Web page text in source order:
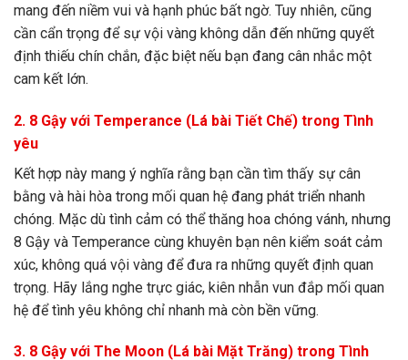
mang đến niềm vui và hạnh phúc bất ngờ. Tuy nhiên, cũng
cần cẩn trọng để sự vội vàng không dẫn đến những quyết
định thiếu chín chắn, đặc biệt nếu bạn đang cân nhắc một
cam kết lớn.
2. 8 Gậy với Temperance (Lá bài Tiết Chế) trong Tình
yêu
Kết hợp này mang ý nghĩa rằng bạn cần tìm thấy sự cân
bằng và hài hòa trong mối quan hệ đang phát triển nhanh
chóng. Mặc dù tình cảm có thể thăng hoa chóng vánh, nhưng
8 Gậy và Temperance cùng khuyên bạn nên kiểm soát cảm
xúc, không quá vội vàng để đưa ra những quyết định quan
trọng. Hãy lắng nghe trực giác, kiên nhẫn vun đắp mối quan
hệ để tình yêu không chỉ nhanh mà còn bền vững.
3. 8 Gậy với The Moon (Lá bài Mặt Trăng) trong Tình